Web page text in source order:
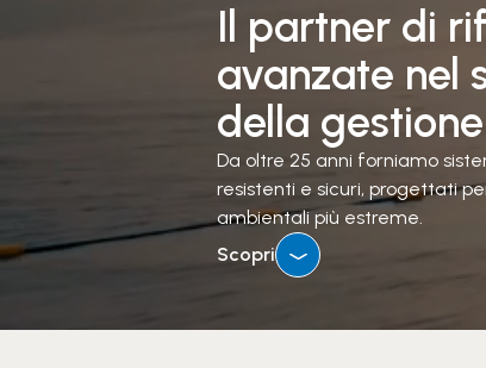
Il partner di
avanzate nel
della
Da oltre 25 anni forniamo
resistenti e sicuri, progettati
ambientali più estreme.
Scopri